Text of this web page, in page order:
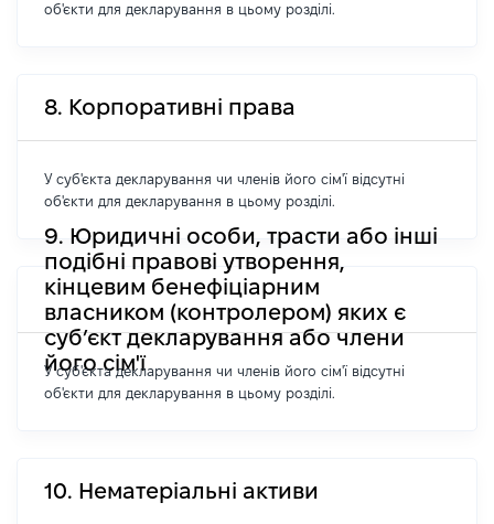
об'єкти для декларування в цьому розділі.
8. Корпоративні права
У суб'єкта декларування чи членів його сім'ї відсутні
об'єкти для декларування в цьому розділі.
9. Юридичні особи, трасти або інші
подібні правові утворення,
кінцевим бенефіціарним
власником (контролером) яких є
суб’єкт декларування або члени
його сім'ї
У суб'єкта декларування чи членів його сім'ї відсутні
об'єкти для декларування в цьому розділі.
10. Нематеріальні активи